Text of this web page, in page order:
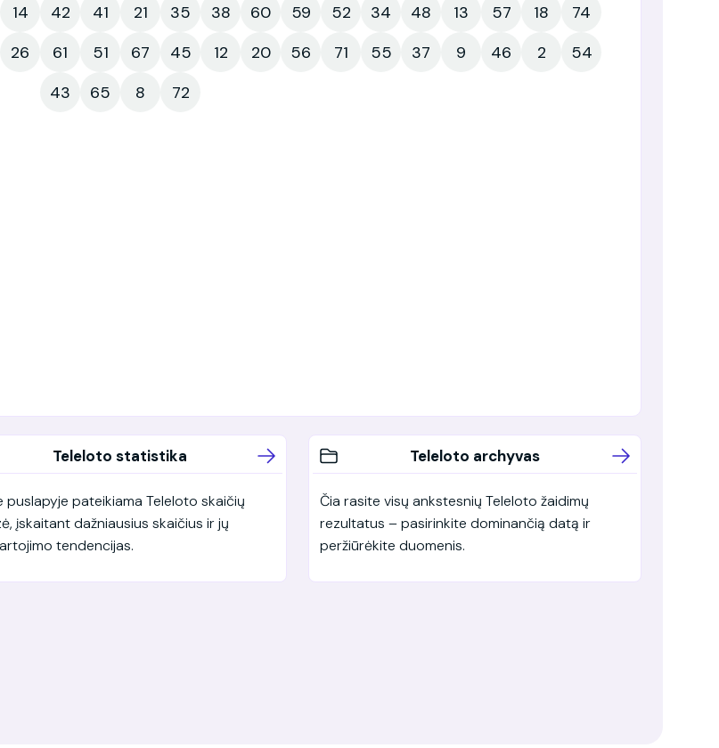
14 42 41 21 35 38 60 59 52 34 48 13 57 18
74
26 61 51 67 45 12 20 56 71 55 37 9 46 2
54
43
65 8 72
Teleloto statistika
puslapyje pateikiama Teleloto skaičių
įskaitant dažniausius skaičius ir jų
tendencijas.
Teleloto archyvas
Čia rasite visų ankstesnių Teleloto žaidimų
rezultatus – pasirinkite dominančią datą ir
peržiūrėkite duomenis.